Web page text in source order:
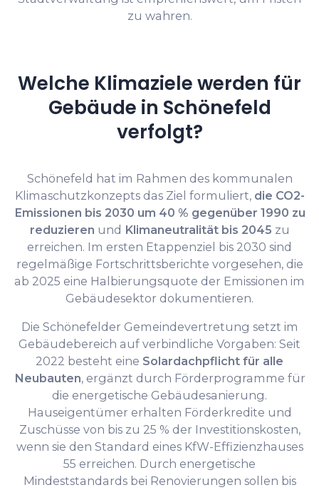
zu wahren.
Welche Klimaziele werden für
Gebäude in Schönefeld
verfolgt?
Schönefeld hat im Rahmen des kommunalen
Klimaschutzkonzepts das Ziel formuliert, die CO2-
Emissionen bis 2030 um 40 % gegenüber 1990 zu
reduzieren und Klimaneutralität bis 2045 zu
erreichen. Im ersten Etappenziel bis 2030 sind
regelmäßige Fortschrittsberichte vorgesehen, die
ab 2025 eine Halbierungsquote der Emissionen im
Gebäudesektor dokumentieren.
Die Schönefelder Gemeindevertretung setzt im
Gebäudebereich auf verbindliche Vorgaben: Seit
2022 besteht eine Solardachpflicht für alle
Neubauten, ergänzt durch Förderprogramme für
die energetische Gebäudesanierung.
Hauseigentümer erhalten Förderkredite und
Zuschüsse von bis zu 25 % der Investitionskosten,
wenn sie den Standard eines KfW-Effizienzhauses
55 erreichen. Durch energetische
Mindeststandards bei Renovierungen sollen bis